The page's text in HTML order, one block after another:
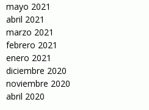
mayo 2021
abril 2021
marzo 2021
febrero 2021
enero 2021
diciembre 2020
noviembre 2020
abril 2020